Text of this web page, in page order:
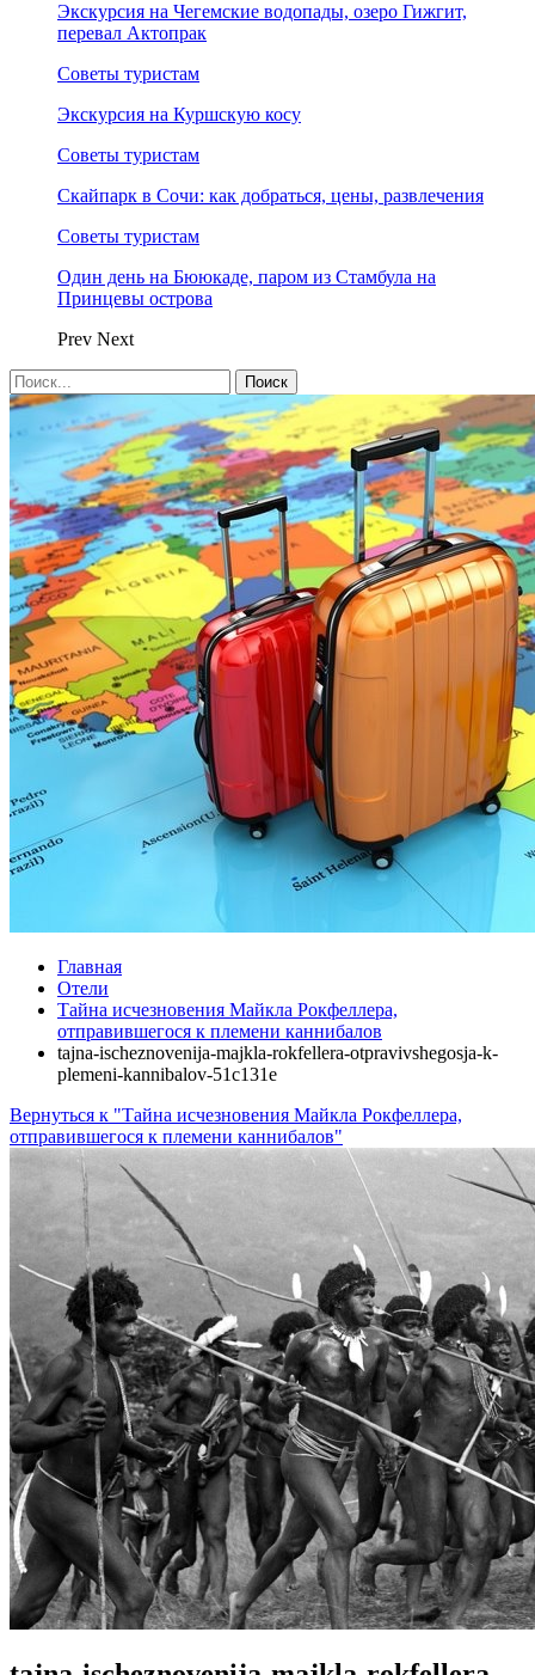
Экскурсия на Чегемские водопады, озеро Гижгит,
перевал Актопрак
Советы туристам
Экскурсия на Куршскую косу
Советы туристам
Скайпарк в Сочи: как добраться, цены, развлечения
Советы туристам
Один день на Бююкаде, паром из Стамбула на
Принцевы острова
Prev Next
Главная
Отели
Тайна исчезновения Майкла Рокфеллера,
отправившегося к племени каннибалов
tajna-ischeznovenija-majkla-rokfellera-otpravivshegosja-k-
plemeni-kannibalov-51c131e
Вернуться к "Тайна исчезновения Майкла Рокфеллера,
отправившегося к племени каннибалов"